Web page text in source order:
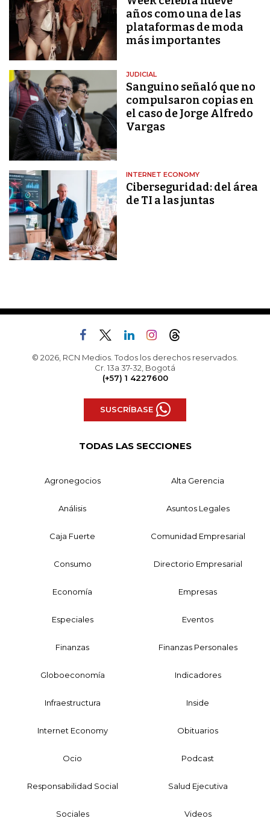
años como una de las
plataformas de moda
más importantes
JUDICIAL
Sanguino señaló que no
compulsaron copias en
el caso de Jorge Alfredo
Vargas
INTERNET ECONOMY
Ciberseguridad: del área
de TI a las juntas
© 2026, RCN Medios. Todos los derechos reservados.
Cr. 13a 37-32, Bogotá
(+57) 1 4227600
SUSCRÍBASE
TODAS LAS SECCIONES
Agronegocios Alta Gerencia
Análisis Asuntos Legales
Caja Fuerte Comunidad Empresarial
Consumo Directorio Empresarial
Economía Empresas
Especiales Eventos
Finanzas Finanzas Personales
Globoeconomía Indicadores
Infraestructura Inside
Internet Economy Obituarios
Ocio Podcast
Responsabilidad Social Salud Ejecutiva
Sociales Videos